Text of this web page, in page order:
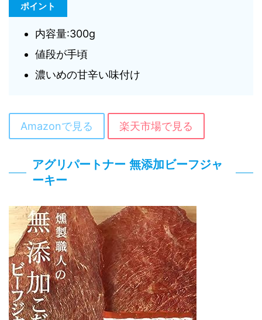
ポイント
内容量:300g
値段が手頃
濃いめの甘辛い味付け
Amazonで見る 楽天市場で見る
アグリパートナー 無添加ビーフジャ
ーキー